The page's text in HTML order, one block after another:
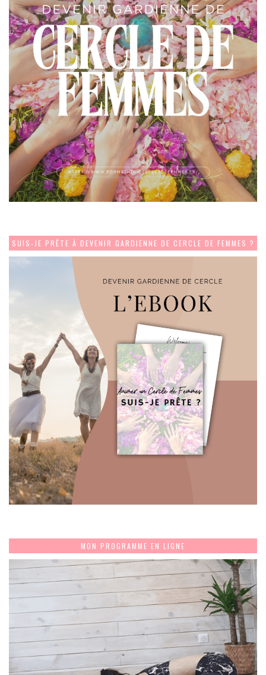
SUIS-JE PRÊTE À DEVENIR GARDIENNE DE CERCLE DE FEMMES ?
MON PROGRAMME EN LIGNE